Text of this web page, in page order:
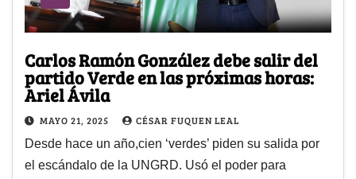
Carlos Ramón González debe salir del
partido Verde en las próximas horas:
Ariel Ávila
MAYO 21, 2025 CÉSAR FUQUEN LEAL
Desde hace un año,cien ‘verdes’ piden su salida por
el escándalo de la UNGRD. Usó el poder para